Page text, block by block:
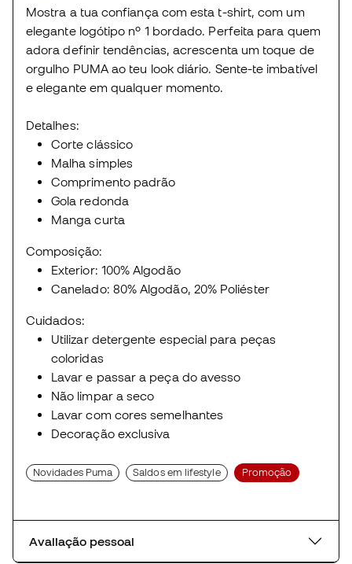
Mostra a tua confiança com esta t-shirt, com um
elegante logótipo nº 1 bordado. Perfeita para quem
adora definir tendências, acrescenta um toque de
orgulho PUMA ao teu look diário. Sente-te imbatível
e elegante em qualquer momento.
Detalhes:
Corte clássico
Malha simples
Comprimento padrão
Gola redonda
Manga curta
Composição:
Exterior: 100% Algodão
Canelado: 80% Algodão, 20% Poliéster
Cuidados:
Utilizar detergente especial para peças
coloridas
Lavar e passar a peça do avesso
Não limpar a seco
Lavar com cores semelhantes
Decoração exclusiva
Novidades Puma Saldos em lifestyle Promoção
Avaliação pessoal